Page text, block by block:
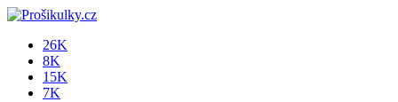
26K
8K
15K
7K